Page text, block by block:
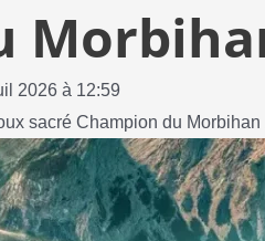
2026 à 12:59
sacré Champion du